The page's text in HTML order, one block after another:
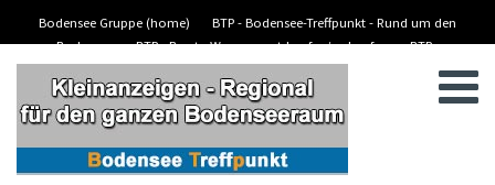
Bodensee Gruppe (home)
BTP - Bodensee-Treffpunkt - Rund um den
Bodensee
BTP - Boote-Wassersport-kaufen/verkaufen
BTP -
BTP - Kleinanzeigen